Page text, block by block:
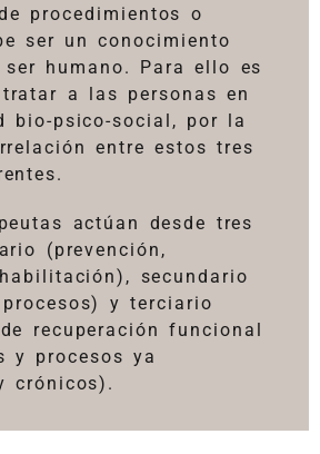
procedimientos o
ser un conocimiento
humano. Para ello es
a las personas en
bio-psico-social, por la
entre estos tres
actúan desde tres
(prevención,
secundario
y terciario
recuperación funcional
y procesos ya
crónicos).